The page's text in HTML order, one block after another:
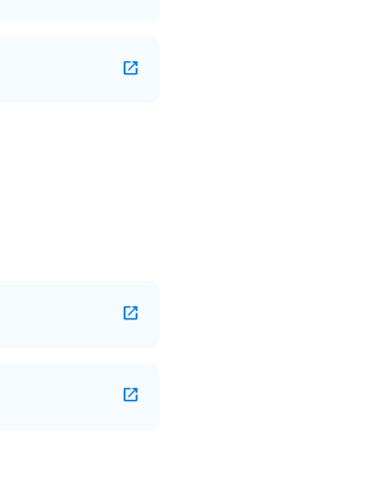
open_in_new
open_in_new
open_in_new